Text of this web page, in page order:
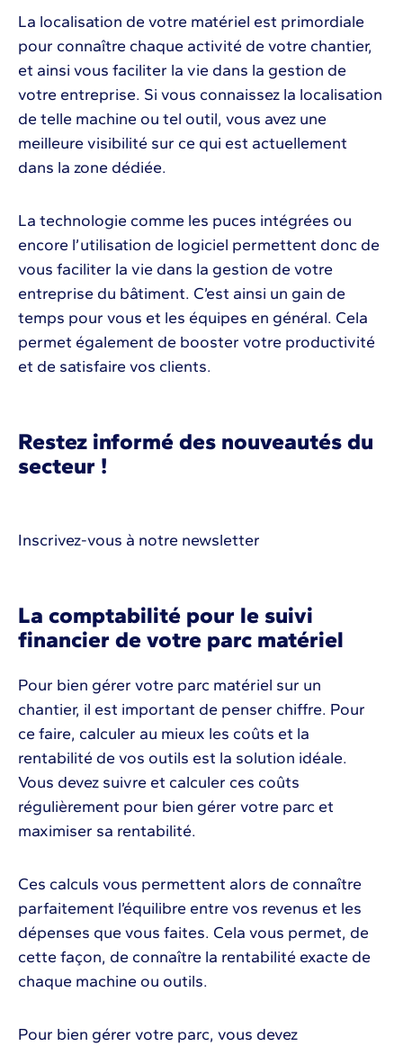
La localisation de votre matériel est primordiale
pour connaître chaque activité de votre chantier,
et ainsi vous faciliter la vie dans la gestion de
votre entreprise. Si vous connaissez la localisation
de telle machine ou tel outil, vous avez une
meilleure visibilité sur ce qui est actuellement
dans la zone dédiée.
La technologie comme les puces intégrées ou
encore l’utilisation de logiciel permettent donc de
vous faciliter la vie dans la gestion de votre
entreprise du bâtiment. C’est ainsi un gain de
temps pour vous et les équipes en général. Cela
permet également de booster votre productivité
et de satisfaire vos clients.
Restez informé des nouveautés du
secteur !
Inscrivez-vous à notre newsletter
La comptabilité pour le suivi
financier de votre parc matériel
Pour bien gérer votre parc matériel sur un
chantier, il est important de penser chiffre. Pour
ce faire, calculer au mieux les coûts et la
rentabilité de vos outils est la solution idéale.
Vous devez suivre et calculer ces coûts
régulièrement pour bien gérer votre parc et
maximiser sa rentabilité.
Ces calculs vous permettent alors de connaître
parfaitement l’équilibre entre vos revenus et les
dépenses que vous faites. Cela vous permet, de
cette façon, de connaître la rentabilité exacte de
chaque machine ou outils.
Pour bien gérer votre parc, vous devez